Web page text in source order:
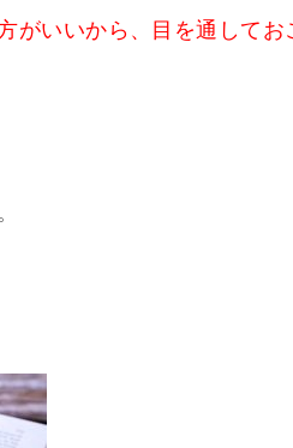
がいいから、目を通してお